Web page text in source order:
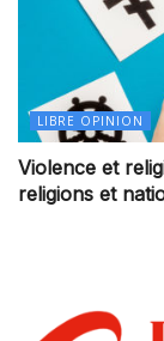
LIBRE OPINION
Violence et
religions et